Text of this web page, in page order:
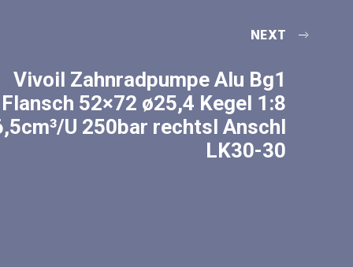
NEXT
Vivoil Zahnradpumpe Alu Bg1
Flansch 52×72 ø25,4 Kegel 1:8
U 250bar rechtsl Anschl
LK30-30